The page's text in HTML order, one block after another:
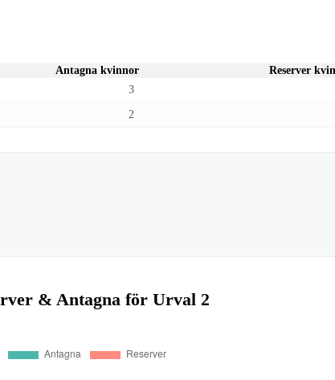
Antagna kvinnor
Reserver
3
2
& Antagna för Urval 2